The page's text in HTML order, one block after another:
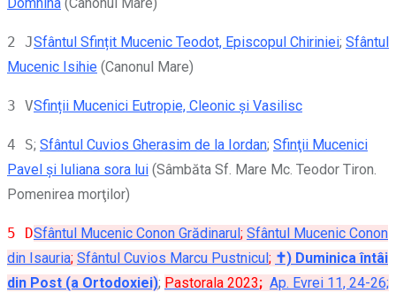
2 JSfântul Sfințit Mucenic Teodot, Episcopul Chiriniei; Sfântul
Mucenic Isihie (Canonul Mare)
3 VSfinții Mucenici Eutropie, Cleonic și Vasilisc
4 S; Sfântul Cuvios Gherasim de la Iordan; Sfinţii Mucenici
Pavel şi Iuliana sora lui (Sâmbăta Sf. Mare Mc. Teodor Tiron.
Pomenirea morţilor)
5 DSfântul Mucenic Conon Grădinarul; Sfântul Mucenic Conon
din Isauria; Sfântul Cuvios Marcu Pustnicul; ✝) Duminica întâi
din Post (a Ortodoxiei); Pastorala 2023; Ap. Evrei 11, 24-26;